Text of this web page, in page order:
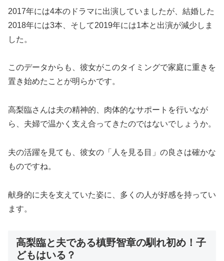
2017年には4本のドラマに出演していましたが、結婚した
2018年には3本、そして2019年には1本と出演が減少しま
した。
このデータからも、彼女がこのタイミングで家庭に重きを
置き始めたことが明らかです。
高梨臨さんは夫の精神的、肉体的なサポートを行いなが
ら、夫婦で温かく支え合ってきたのではないでしょうか。
夫の活躍を見ても、彼女の「人を見る目」の良さは確かな
ものですね。
献身的に夫を支えていた姿に、多くの人が好感を持ってい
ます。
高梨臨と夫である槙野智章の馴れ初め！子
どもはいる？